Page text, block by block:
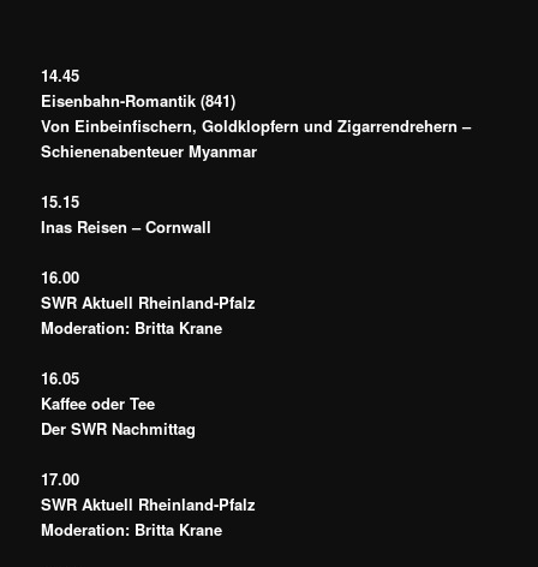
14.45
Eisenbahn-Romantik (841)
Von Einbeinfischern, Goldklopfern und Zigarrendrehern –
Schienenabenteuer Myanmar
15.15
Inas Reisen – Cornwall
16.00
SWR Aktuell Rheinland-Pfalz
Moderation: Britta Krane
16.05
Kaffee oder Tee
Der SWR Nachmittag
17.00
SWR Aktuell Rheinland-Pfalz
Moderation: Britta Krane